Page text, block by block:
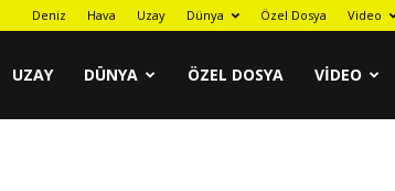
Deniz Hava Uzay Dünya Özel Dosya Video
UZAY DÜNYA ÖZEL DOSYA VIDEO